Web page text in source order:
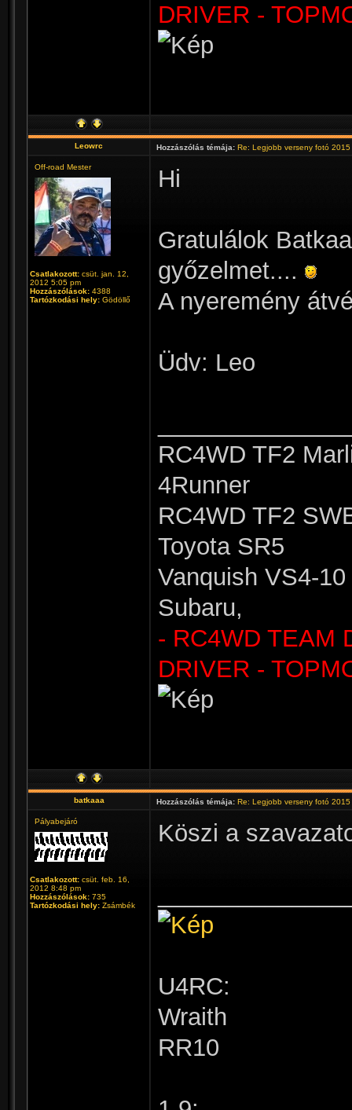
DRIVER -
Leowrc Hozzászólás témája: Re: Legjobb verseny fotó 2015
Off-road Mester
Csatlakozott: csüt. jan. 12,
2012 5:05 pm
Hozzászólások: 4388
Tartózkodási hely: Gödöllő
Hi
Gratulálok
győzelmet....
A nyeremény
Üdv: Leo
RC4WD TF2
4Runner
RC4WD TF2
Toyota SR5
Vanquish VS4-
Subaru,
- RC4WD TEAM
DRIVER -
batkaaa Hozzászólás témája: Re: Legjobb verseny fotó 2015
Pályabejáró
Csatlakozott: csüt. feb. 16,
2012 8:48 pm
Hozzászólások: 735
Tartózkodási hely: Zsámbék
Köszi a
U4RC:
Wraith
RR10